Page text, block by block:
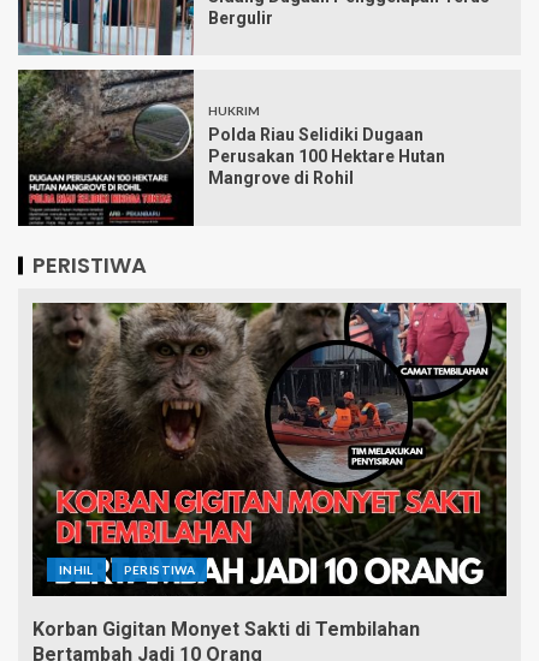
Bergulir
HUKRIM
Polda Riau Selidiki Dugaan
Perusakan 100 Hektare Hutan
Mangrove di Rohil
PERISTIWA
INHIL PERISTIWA
Korban Gigitan Monyet Sakti di Tembilahan
Bertambah Jadi 10 Orang